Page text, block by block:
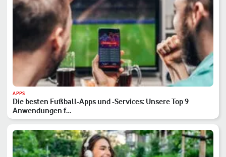
APPS
Die besten Fußball-Apps und -Services: Unsere Top 9
Anwendungen f…